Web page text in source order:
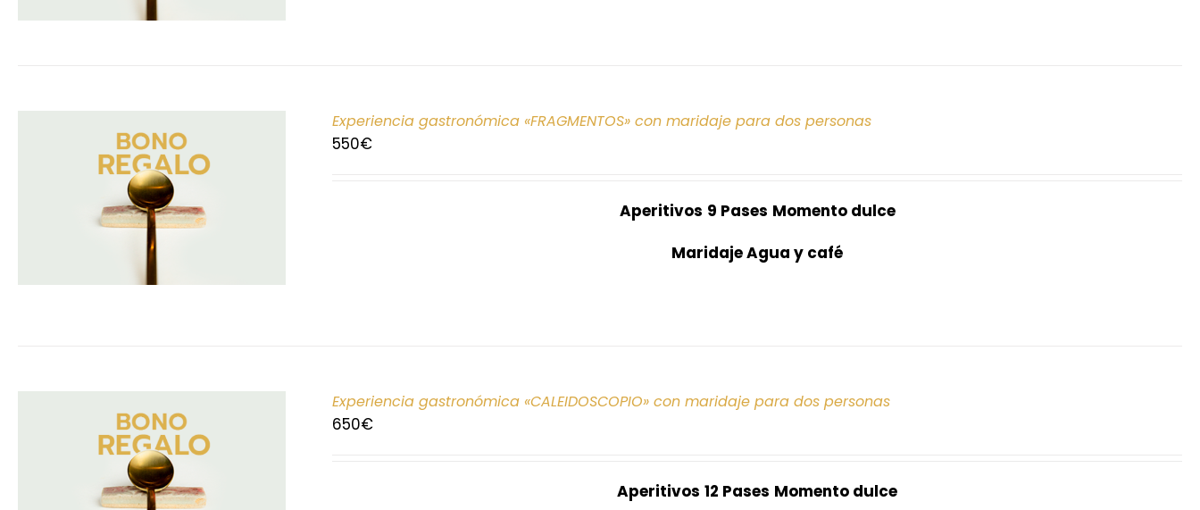
Experiencia gastronómica «FRAGMENTOS» con maridaje para dos personas
550€
Aperitivos 9 Pases Momento dulce
Maridaje Agua y café
Experiencia gastronómica «CALEIDOSCOPIO» con maridaje para dos personas
650€
Aperitivos 12 Pases Momento dulce